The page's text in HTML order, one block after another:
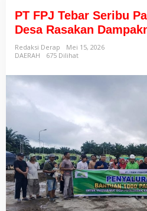
PT FPJ Tebar Seribu
Desa Rasakan
Redaksi Derap
Mei 15, 2026
DAERAH
675 Dilihat